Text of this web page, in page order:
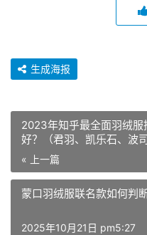
生成海报
2023年知乎最全面羽绒
好？（君羽、凯乐石、波
« 上一篇
蒙口羽绒服联名款如何判
2025年10月21日 pm5:27